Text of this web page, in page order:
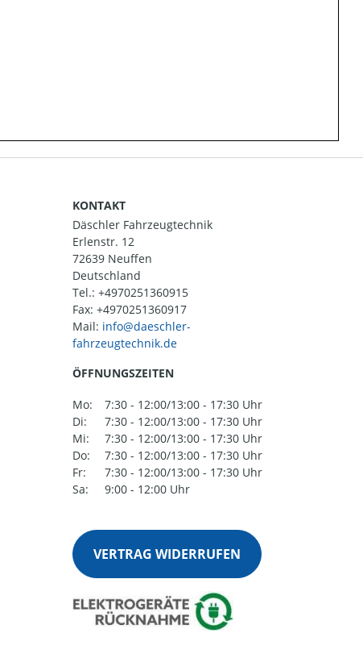
KONTAKT
Däschler Fahrzeugtechnik
Erlenstr. 12
72639 Neuffen
Deutschland
Tel.: +4970251360915
Fax: +4970251360917
Mail:
ÖFFNUNGSZEITEN
Mo:
7:30 - 12:00/13:00 - 17:30 Uhr
Di:
7:30 - 12:00/13:00 - 17:30 Uhr
Mi:
7:30 - 12:00/13:00 - 17:30 Uhr
Do:
7:30 - 12:00/13:00 - 17:30 Uhr
Fr:
7:30 - 12:00/13:00 - 17:30 Uhr
Sa:
9:00 - 12:00 Uhr
VERTRAG WIDERRUFEN